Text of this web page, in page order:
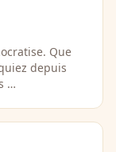
Que
depuis
…